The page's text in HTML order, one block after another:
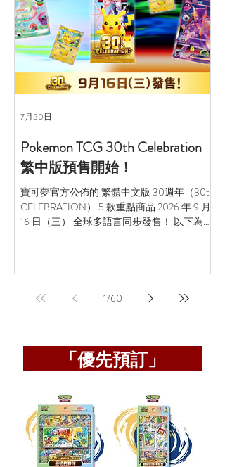
Pokemon TCG 30th Celebration
繁中版預售開始！
寶可夢官方公佈的 繁體中文版 30週年（30th
CELEBRATION） 5 款重點商品 2026 年 9 月
16 日（三） 全球多語言同步發售！ 以下為你
插畫家繪製的 30 款獨特皮卡丘閃卡。 經典復
禮盒） 內容物： 2 張 FUR 樣式「皮卡丘 ex」
特典卡（由 YOSHIROTTEN 繪製） 1 套 特製
張 特製橡膠對戰桌墊 + 1 個 掀蓋式對戰桌墊
收納盒 1 個 掀蓋式卡牌收納盒 1 個 掀蓋式傷
害指示物收納盒 12 個 金屬製傷害指示物骰子
2 個 金屬製狀態標記（中毒/灼傷） 2 枚 寶可
夢硬幣 亮點：.
7月30日
1/60
「優先預訂」